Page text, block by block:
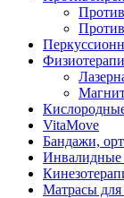
VitaMove
Бандажи,
Инвалидные
Матрасы для